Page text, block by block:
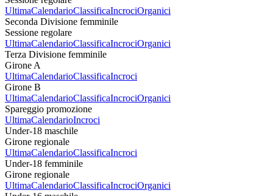
UltimaCalendarioClassificaIncrociOrganici
Seconda Divisione femminile
Sessione regolare
UltimaCalendarioClassificaIncrociOrganici
Terza Divisione femminile
Girone A
UltimaCalendarioClassificaIncroci
Girone B
UltimaCalendarioClassificaIncrociOrganici
Spareggio promozione
UltimaCalendarioIncroci
Under-18 maschile
Girone regionale
UltimaCalendarioClassificaIncroci
Under-18 femminile
Girone regionale
UltimaCalendarioClassificaIncrociOrganici